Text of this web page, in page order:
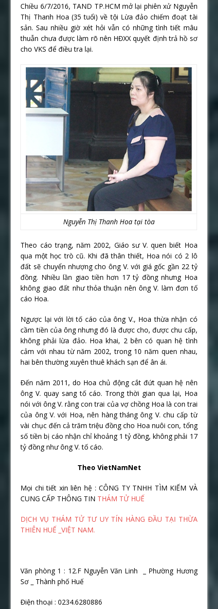
Chiều 6/7/2016, TAND TP.HCM mở lại phiên xử Nguyễn
Thị Thanh Hoa (35 tuổi) về tội Lừa đảo chiếm đoạt tài
sản. Sau nhiều giờ xét hỏi vẫn có những tình tiết mâu
thuẫn chưa được làm rõ nên HĐXX quyết định trả hồ sơ
cho VKS để điều tra lại.
Nguyễn Thị Thanh Hoa tại tòa
Theo cáo trạng, năm 2002, Giáo sư V. quen biết Hoa
qua một học trò cũ. Khi đã thân thiết, Hoa nói có 2 lô
đất sẽ chuyển nhượng cho ông V. với giá gốc gần 22 tỷ
đồng. Nhiều lần giao tiền hơn 17 tỷ đồng nhưng Hoa
không giao đất như thỏa thuận nên ông V. làm đơn tố
cáo Hoa.
Ngược lại với lời tố cáo của ông V., Hoa thừa nhận có
cầm tiền của ông nhưng đó là được cho, được chu cấp,
không phải lừa đảo. Hoa khai, 2 bên có quan hệ tình
cảm với nhau từ năm 2002, trong 10 năm quen nhau,
hai bên thường xuyên thuê khách sạn để ân ái.
Đến năm 2011, do Hoa chủ động cắt đứt quan hệ nên
ông V. quay sang tố cáo. Trong thời gian qua lại, Hoa
nói với ông V. rằng con trai của vợ chồng Hoa là con trai
của ông V. với Hoa, nên hàng tháng ông V. chu cấp từ
vài chục đến cả trăm triệu đồng cho Hoa nuôi con, tổng
số tiền bị cáo nhận chỉ khoảng 1 tỷ đồng, không phải 17
tỷ đồng như ông V. tố cáo.
Theo VietNamNet
Mọi chi tiết xin liên hệ : CÔNG TY TNHH TÌM KIẾM VÀ
CUNG CẤP THÔNG TIN THÁM TỬ HUẾ
DỊCH VỤ THÁM TỬ TƯ UY TÍN HÀNG ĐẦU TẠI THỪA
THIÊN HUẾ _VIỆT NAM.
Văn phòng 1 : 12.F Nguyễn Văn Linh _ Phường Hương
Sơ _ Thành phố Huế
Điện thoại : 0234.6280886